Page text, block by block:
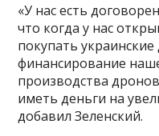
«У нас есть
что когда у нас
покупать
финансирование
производства
иметь деньги на
добавил Зеленский.